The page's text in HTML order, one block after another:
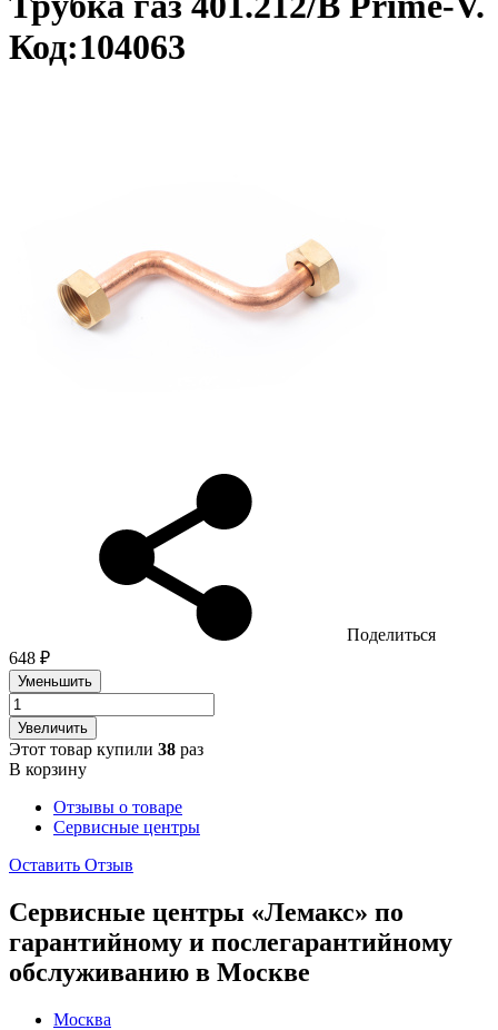
Код:104063
Поделиться
648 ₽
Уменьшить
Увеличить
Этот товар купили 38 раз
В корзину
Отзывы о товаре
Сервисные центры
Оставить Отзыв
Сервисные центры «Лемакс» по
гарантийному и послегарантийному
обслуживанию в Москве
Москва